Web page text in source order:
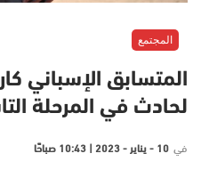
المجتمع
المتسابق الإسباني
لحادث في المرحلة
في 10 - يناير - 2023 | 10:43 صباحًا